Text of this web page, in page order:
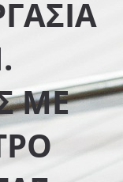
ΜΕ